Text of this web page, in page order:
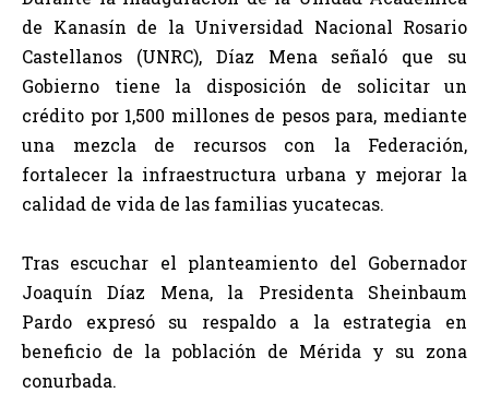
de Kanasín de la Universidad Nacional Rosario
Castellanos (UNRC), Díaz Mena señaló que su
Gobierno tiene la disposición de solicitar un
crédito por 1,500 millones de pesos para, mediante
una mezcla de recursos con la Federación,
fortalecer la infraestructura urbana y mejorar la
calidad de vida de las familias yucatecas.
Tras escuchar el planteamiento del Gobernador
Joaquín Díaz Mena, la Presidenta Sheinbaum
Pardo expresó su respaldo a la estrategia en
beneficio de la población de Mérida y su zona
conurbada.